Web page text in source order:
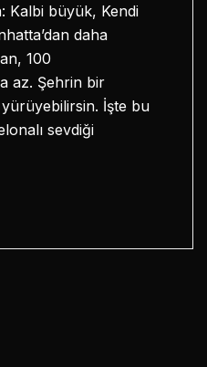
Kalbi büyük, Kendi
daha
100
az. Şehrin bir
İşte bu
sevdiği